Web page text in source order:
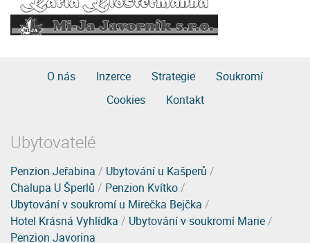
O nás Inzerce Strategie
Soukromí
Cookies
Kontakt
Ubytovatelé
Penzion Jeřabina / Ubytování u Kašperů /
Chalupa U Šperlů / Penzion Kvítko/
Ubytování v soukromí u Mirečka Bejčka /
Hotel Krásná Vyhlídka / Ubytování v soukromí Marie/
Penzion Javorina